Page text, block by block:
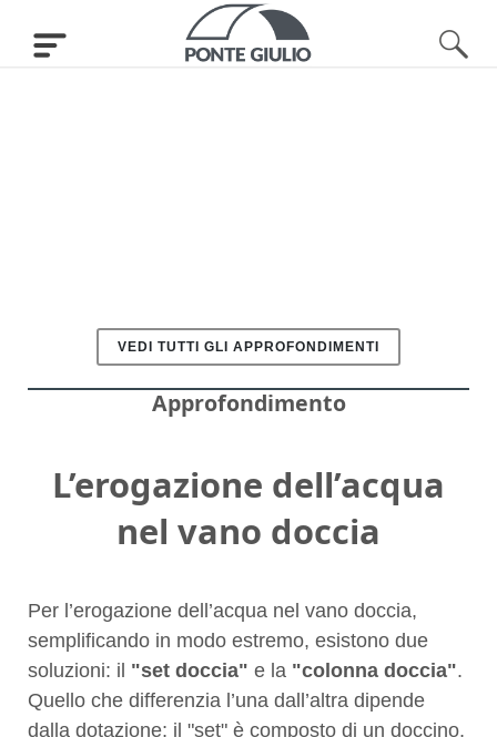
VEDI TUTTI GLI APPROFONDIMENTI
Approfondimento
L’erogazione dell’acqua
nel vano doccia
Per l’erogazione dell’acqua nel vano doccia,
semplificando in modo estremo, esistono due
soluzioni: il "set doccia" e la "colonna doccia".
Quello che differenzia l’una dall’altra dipende
dalla dotazione; il "set" è composto di un doccino,